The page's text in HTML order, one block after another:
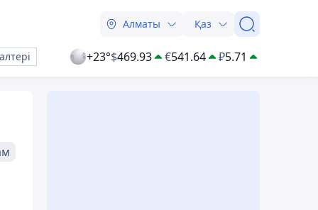
Алматы Қаз
+23°$469.93 €541.64 ₽5.71